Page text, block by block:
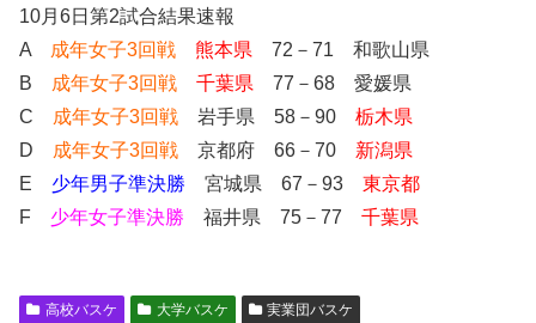
10月6日第2試合結果速報
A
成年女子3回戦 熊本県 72－71 和歌山県
B
成年女子3回戦 千葉県 77－68 愛媛県
C
成年女子3回戦 岩手県 58－90 栃木県
D
成年女子3回戦 京都府 66－70 新潟県
E 少年男子準決勝 宮城県 67－93 東京都
F 少年女子準決勝 福井県 75－77 千葉県
高校バスケ 大学バスケ
実業団バスケ